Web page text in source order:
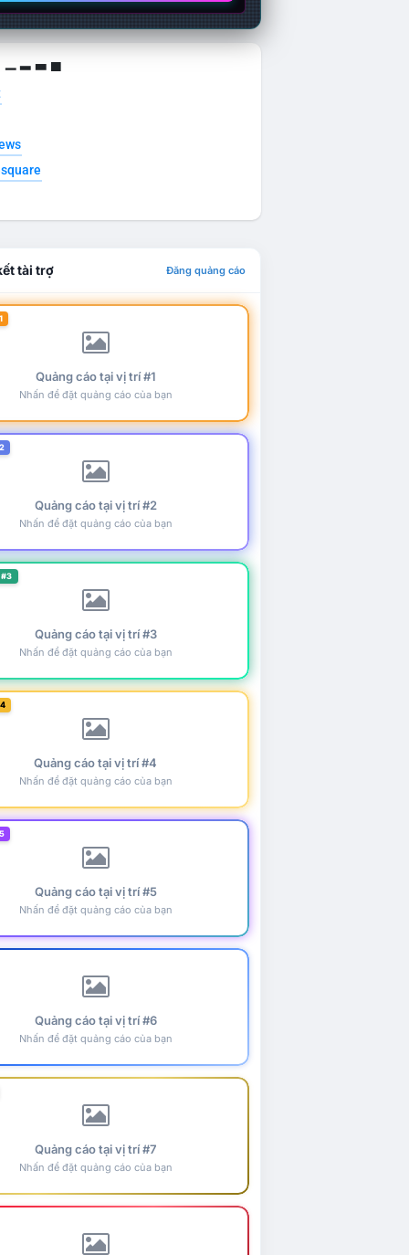
▁ ▂ ▃ ▄
tài trợ Đăng quảng cáo
Quảng cáo tại vị trí #1
Nhấn để đặt quảng cáo của bạn
Quảng cáo tại vị trí #2
Nhấn để đặt quảng cáo của bạn
Quảng cáo tại vị trí #3
Nhấn để đặt quảng cáo của bạn
Quảng cáo tại vị trí #4
Nhấn để đặt quảng cáo của bạn
Quảng cáo tại vị trí #5
Nhấn để đặt quảng cáo của bạn
Quảng cáo tại vị trí #6
Nhấn để đặt quảng cáo của bạn
Quảng cáo tại vị trí #7
Nhấn để đặt quảng cáo của bạn